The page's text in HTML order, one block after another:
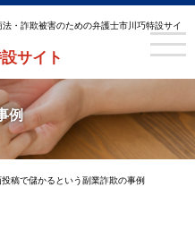
・詐欺被害のための弁護士市川巧特設サイ
サイト
例
投稿で儲かるという副業詐欺の事例